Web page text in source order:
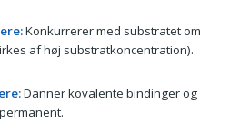
Konkurrerer med substratet om
af høj substratkoncentration).
Danner kovalente bindinger og